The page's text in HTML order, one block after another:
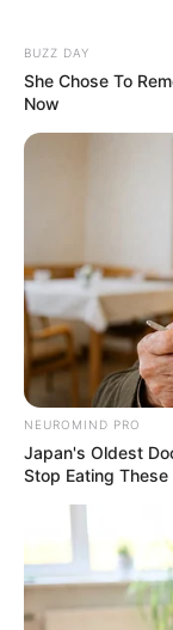
BUZZ DAY
She Chose To
Now
NEUROMIND PRO
Japan's Oldest
Stop Eating These